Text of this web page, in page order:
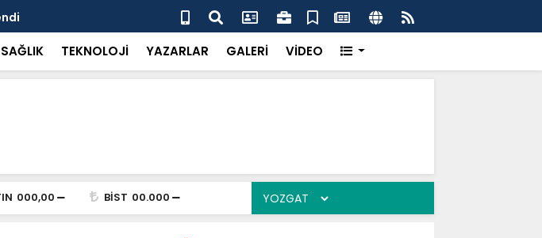
Karaarslan'dan UMKE'ye övgü
SAĞLIK TEKNOLOJİ YAZARLAR GALERİ VİDEO
000,00 BİST 00.000